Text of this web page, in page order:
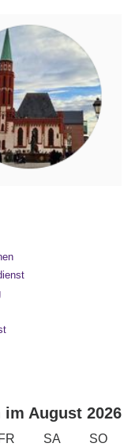
August 2026
FR FREITAG
SA SAMSTAG
SO